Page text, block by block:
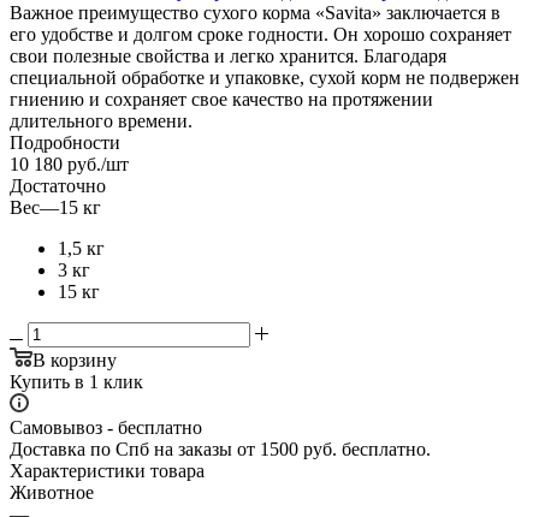
Важное преимущество сухого корма «Savita» заключается в
его удобстве и долгом сроке годности. Он хорошо сохраняет
свои полезные свойства и легко хранится. Благодаря
специальной обработке и упаковке, сухой корм не подвержен
гниению и сохраняет свое качество на протяжении
длительного времени.
Подробности
10 180 руб./шт
Достаточно
Вес—15 кг
1,5 кг
3 кг
15 кг
В корзину
Купить в 1 клик
Самовывоз - бесплатно
Доставка по Спб на заказы от 1500 руб. бесплатно.
Характеристики товара
Животное